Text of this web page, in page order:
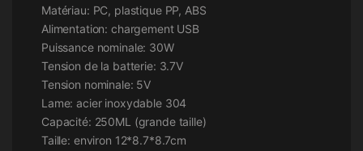
Matériau: PC, plastique PP, ABS
Alimentation: chargement USB
Puissance nominale: 30W
Tension de la batterie: 3.7V
Tension nominale: 5V
Lame: acier inoxydable 304
Capacité: 250ML (grande taille)
Taille: environ 12*8.7*8.7cm